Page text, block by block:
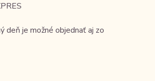
deň je možné objednať aj zo